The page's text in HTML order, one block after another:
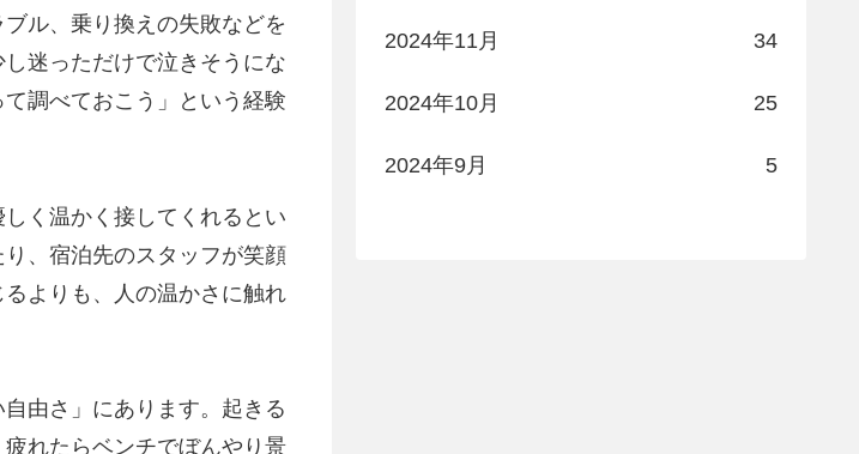
ル、乗り換えの失敗などを
迷っただけで泣きそうにな
調べておこう」という経験
く温かく接してくれるとい
、宿泊先のスタッフが笑顔
よりも、人の温かさに触れ
由さ」にあります。起きる
れたらベンチでぼんやり景
2024年11月 34
2024年10月 25
2024年9月 5